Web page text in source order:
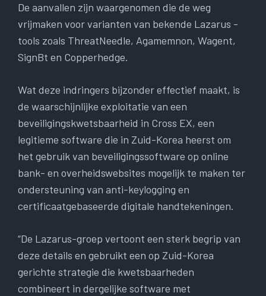
De aanvallen zijn waargenomen die de weg
vrijmaken voor varianten van bekende Lazarus -
tools zoals ThreatNeedle, Agamemnon, Wagent,
SignBt en Copperhedge.
Wat deze indringers bijzonder effectief maakt, is
de waarschijnlijke exploitatie van een
beveiligingskwetsbaarheid in Cross EX, een
legitieme software die in Zuid-Korea heerst om
het gebruik van beveiligingssoftware op online
bank- en overheidswebsites mogelijk te maken ter
ondersteuning van anti-keylogging en
certificaatgebaseerde digitale handtekeningen.
“De Lazarus-groep vertoont een sterk begrip van
deze details en gebruikt een op Zuid-Korea
gerichte strategie die kwetsbaarheden
combineert in dergelijke software met